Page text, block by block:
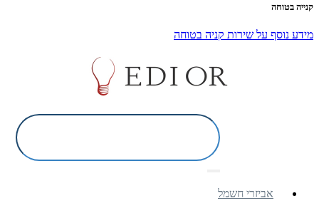
קנייה בטוחה
מידע נוסף על שירות קניה בטוחה
אביזרי חשמל